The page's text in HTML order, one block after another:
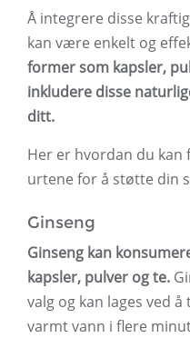
Å integrere disse
kan være enkelt og
former som kapsler,
inkludere disse
ditt.
Her er hvordan du kan
urtene for å støtte din
Ginseng
Ginseng kan
kapsler, pulver og te.
valg og kan lages ved
varmt vann i flere